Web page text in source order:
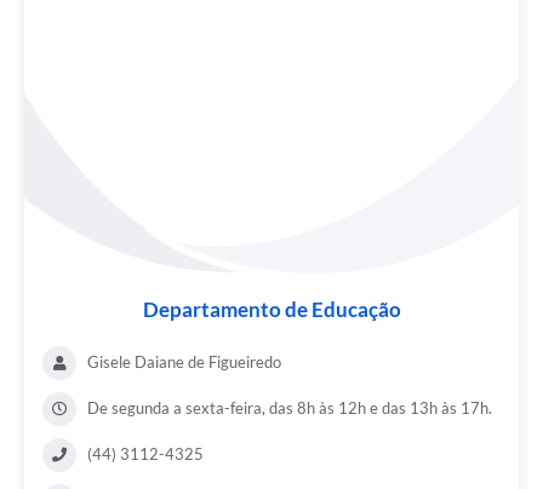
Departamento de Educação
Gisele Daiane de Figueiredo
De segunda a sexta-feira, das 8h às 12h e das 13h às 17h.
(44) 3112-4325